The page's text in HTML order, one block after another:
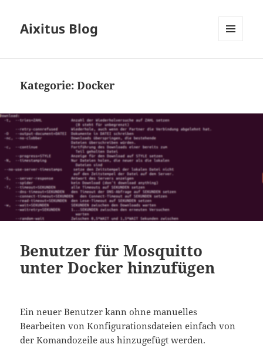
Aixitus Blog
Kategorie:Docker
Benutzer für Mosquitto
unter Docker hinzufügen
Ein neuer Benutzer kann ohne manuelles
Bearbeiten von Konfigurationsdateien einfach von
der Komandozeile aus hinzugefügt werden.